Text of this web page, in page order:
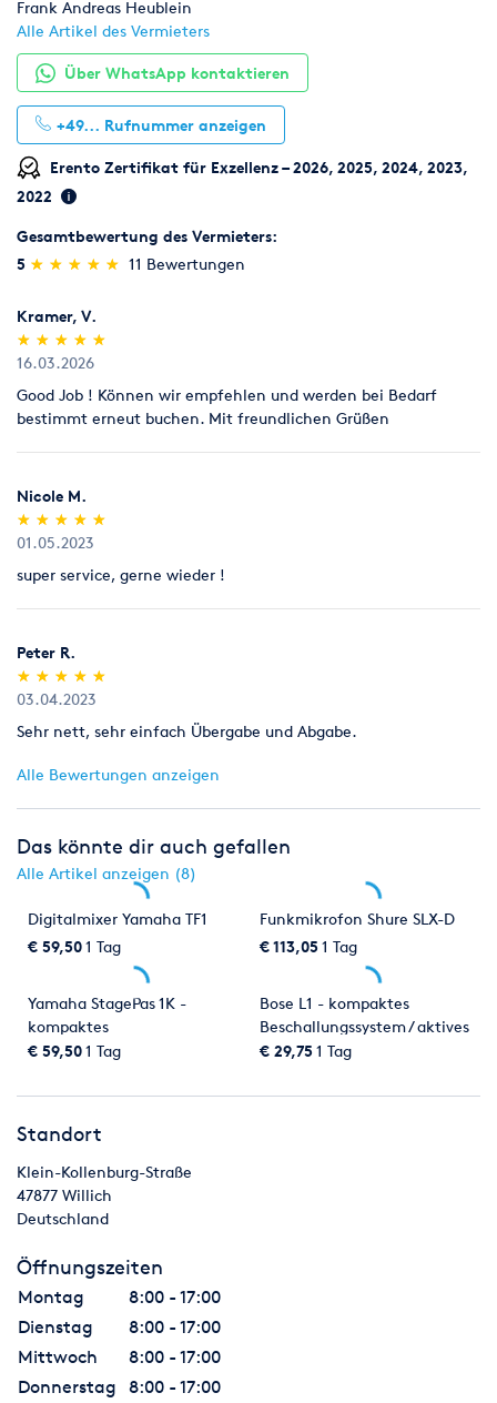
Frank Andreas Heublein
Alle Artikel des Vermieters
Über WhatsApp kontaktieren
+49... Rufnummer anzeigen
Erento Zertifikat für Exzellenz – 2026, 2025, 2024, 2023,
2022
Gesamtbewertung des Vermieters:
5 (*)
★
★
(*) ★
★
(*) ★
★
(*) ★
★
(*) ★
★ 11 Bewertungen
Kramer, V.
(*)
★
★
(*) ★
★
(*) ★
★
(*) ★
★
(*) ★
★
16.03.2026
Good Job ! Können wir empfehlen und werden bei Bedarf
bestimmt erneut buchen. Mit freundlichen Grüßen
Nicole M.
(*)
★
★
(*) ★
★
(*) ★
★
(*) ★
★
(*) ★
★
01.05.2023
super service, gerne wieder !
Peter R.
(*)
★
★
(*) ★
★
(*) ★
★
(*) ★
★
(*) ★
★
03.04.2023
Sehr nett, sehr einfach Übergabe und Abgabe.
Alle Bewertungen anzeigen
Das könnte dir auch gefallen
Alle Artikel anzeigen (8)
Digitalmixer Yamaha TF1
€ 59,501 Tag
Funkmikrofon Shure SLX-D
€ 113,051 Tag
Yamaha StagePas 1K -
kompaktes
Beschallungssystem / aktives
€ 59,501 Tag
Bose L1 - kompaktes
Beschallungssystem / aktives
Lautsprechersystem
€ 29,751 Tag
Standort
Klein-Kollenburg-Straße
47877 Willich
Deutschland
Öffnungszeiten
Montag
8:00 - 17:00
Dienstag
8:00 - 17:00
Mittwoch
8:00 - 17:00
Donnerstag
8:00 - 17:00